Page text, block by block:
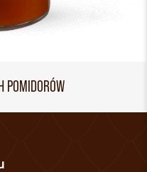
POMIDORÓW